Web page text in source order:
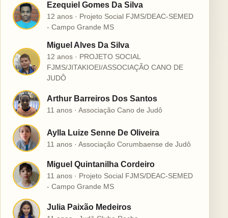
E
Ezequiel Gomes Da Silva
12 anos · Projeto Social FJMS/DEAC-SEMED
- Campo Grande MS
M
Miguel Alves Da Silva
12 anos · PROJETO SOCIAL
FJMS/JITAKIOEI/ASSOCIAÇÃO CANO DE
JUDÔ
A Arthur Barreiros Dos Santos
11 anos · Associação Cano de Judô
A Aylla Luize Senne De Oliveira
11 anos · Associação Corumbaense de Judô
M
Miguel Quintanilha Cordeiro
11 anos · Projeto Social FJMS/DEAC-SEMED
- Campo Grande MS
J Julia Paixão Medeiros